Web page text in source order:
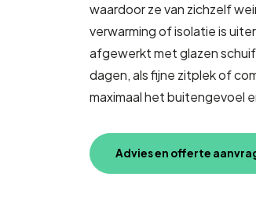
waardoor ze van zichzelf
verwarming of isolatie is
afgewerkt met glazen
dagen, als fijne zitplek of
maximaal het buitengevoel
Advies en offerte